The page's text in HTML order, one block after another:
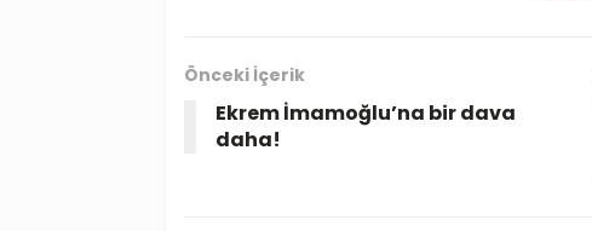
Önceki İçerik
Ekrem İmamoğlu’na bir dava
daha!